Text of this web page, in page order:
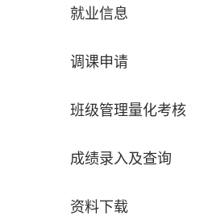
就业信息
调课申请
班级管理量化考核
成绩录入及查询
资料下载